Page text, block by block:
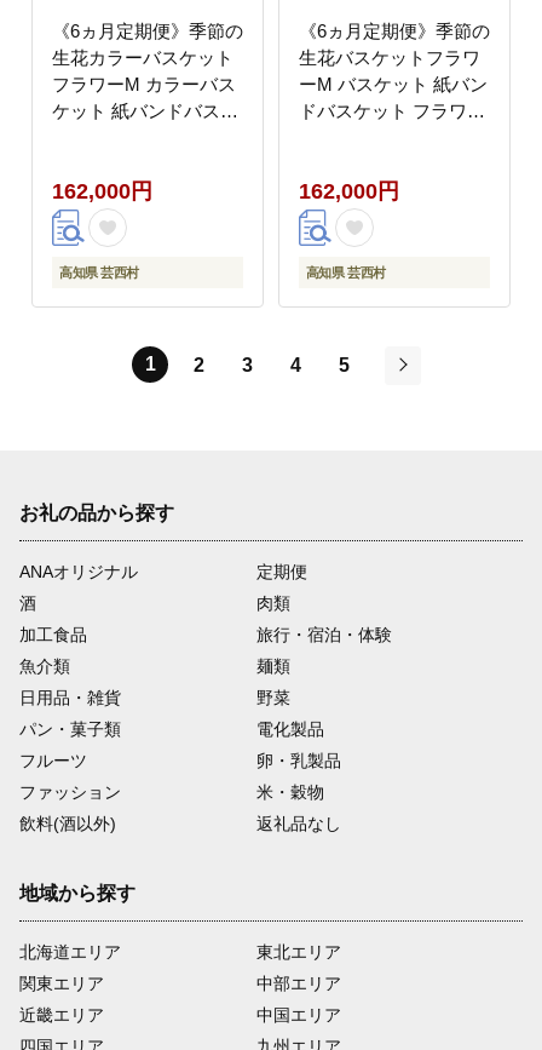
《6ヵ月定期便》季節の
生花カラーバスケット
フラワーM カラーバス
ケット 紙バンドバスケ
スター トルコギキョウ
お取り寄せ 生花 プレゼ
ント 贈り物
162,000円
高知県 芸西村
《6ヵ月定期便》季節の
生花バスケットフラワ
ーM バスケット 紙バン
ドバスケット フラワー
ター トルコギキョウ お
取り寄せ 生花 プレゼン
ト 贈り物
162,000円
高知県 芸西村
1 2 3 4
5
お礼の品から探す
ANAオリジナル
定期便
酒
肉類
加工食品
旅行・宿泊・体験
魚介類
麺類
日用品・雑貨
野菜
パン・菓子類
電化製品
フルーツ
卵・乳製品
ファッション
米・穀物
飲料(酒以外)
返礼品なし
地域から探す
北海道エリア
関東エリア
近畿エリア
東北エリア
中部エリア
中国エリア